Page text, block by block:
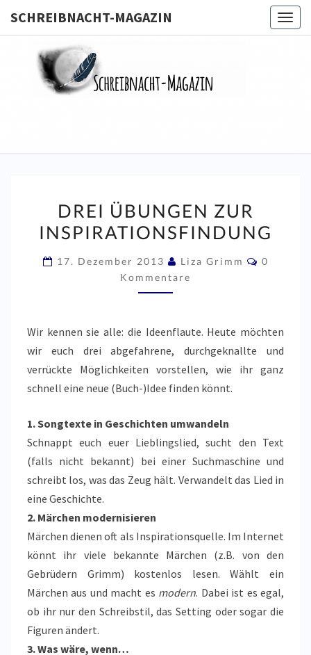
SCHREIBNACHT-MAGAZIN
ÜBUNGEN
ZUR
DREI ÜBUNGEN ZUR
INSPIRATIONSFINDUNG
17. Dezember 2013 Liza Grimm
0
Kommentare
Wir kennen sie alle: die Ideenflaute. Heute möchten
wir euch drei abgefahrene, durchgeknallte und
verrückte Möglichkeiten vorstellen, wie ihr ganz
schnell eine neue (Buch-)Idee finden könnt.
1. Songtexte in Geschichten umwandeln
Schnappt euch euer Lieblingslied, sucht den Text
(falls nicht bekannt) bei einer Suchmaschine und
schreibt los, was das Zeug hält. Verwandelt das Lied in
eine Geschichte.
2. Märchen modernisieren
Märchen dienen oft als Inspirationsquelle. Im Internet
könnt ihr viele bekannte Märchen (z.B. von den
Gebrüdern Grimm) kostenlos lesen. Wählt ein
Märchen aus und macht es modern. Dabei ist es egal,
ob ihr nur den Schreibstil, das Setting oder sogar die
Figuren ändert.
3. Was wäre, wenn…